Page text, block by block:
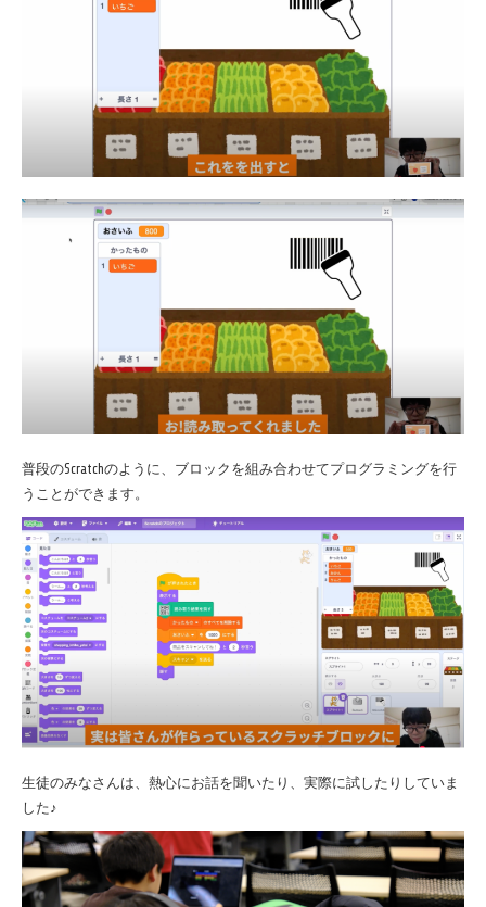
普段のScratchのように、ブロックを組み合わせてプログラミングを行
うことができます。
生徒のみなさんは、熱心にお話を聞いたり、実際に試したりしていま
した♪